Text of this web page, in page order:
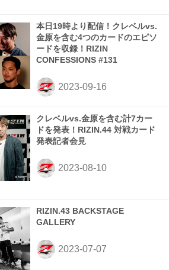
本日19時より配信！クレベルvs.
金原を含む4つのカードのエピソ
ードを収録！RIZIN
CONFESSIONS #131
クレベルvs.金原を含む計7カー
ドを発表！RIZIN.44 対戦カード
発表記者会見
RIZIN.43 BACKSTAGE
GALLERY